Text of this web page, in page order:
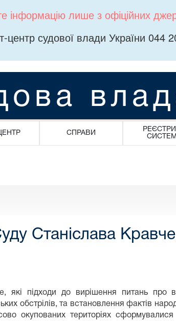
інформацію лише з офіційних
центр судової влади України 044
СПРАВИ
Станіслава
які підходи до вирішення питань про
обстрілів, та встановлення фактів
окупованих територіях